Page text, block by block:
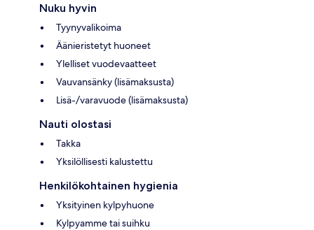
Nuku hyvin
Tyynyvalikoima
Äänieristetyt huoneet
Ylelliset vuodevaatteet
Vauvansänky (lisämaksusta)
Lisä-/varavuode (lisämaksusta)
Nauti olostasi
Takka
Yksilöllisesti kalustettu
Henkilökohtainen hygienia
Yksityinen kylpyhuone
Kylpyamme tai suihku